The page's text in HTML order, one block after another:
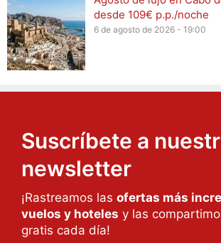
desde 109€ p.p./noche
6 de agosto de 2026 - 19:00
Suscríbete a
newsletter
¡Rastreamos las ofertas más
vuelos y hoteles y las
gratis cada día!